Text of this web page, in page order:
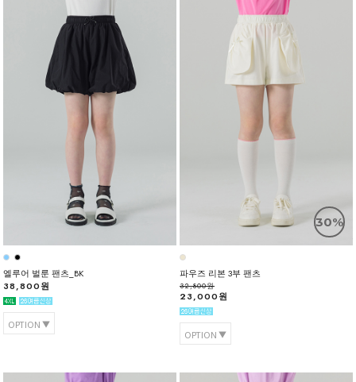
엘루어 벌룬 팬츠_BK
38,800원
OPTION
30%
파우즈 리본 3부 팬츠
32,800원
23,000원
OPTION